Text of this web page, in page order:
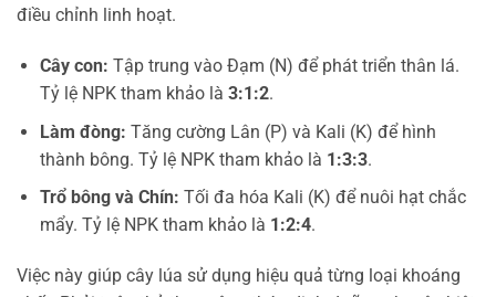
điều chỉnh linh hoạt.
Cây con: Tập trung vào Đạm (N) để phát triển thân lá.
Tỷ lệ NPK tham khảo là 3:1:2.
Làm đòng: Tăng cường Lân (P) và Kali (K) để hình
thành bông. Tỷ lệ NPK tham khảo là 1:3:3.
Trổ bông và Chín: Tối đa hóa Kali (K) để nuôi hạt chắc
mẩy. Tỷ lệ NPK tham khảo là 1:2:4.
Việc này giúp cây lúa sử dụng hiệu quả từng loại khoáng